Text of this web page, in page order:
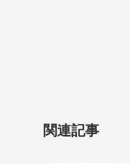
関連記事